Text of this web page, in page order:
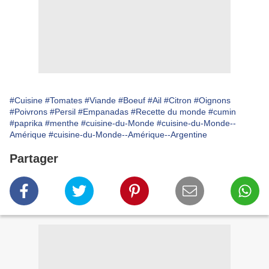
#Cuisine #Tomates #Viande #Boeuf #Ail #Citron #Oignons
#Poivrons #Persil #Empanadas #Recette du monde #cumin
#paprika #menthe #cuisine-du-Monde #cuisine-du-Monde--
Amérique #cuisine-du-Monde--Amérique--Argentine
Partager